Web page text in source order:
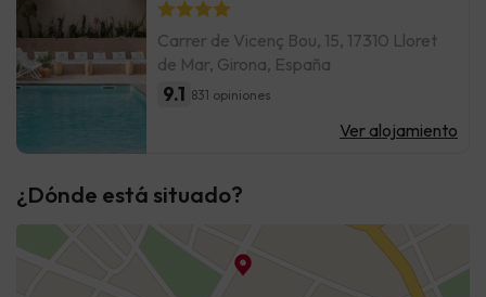
Carrer de Vicenç Bou, 15, 17310 Lloret
de Mar, Girona, España
9.1 831 opiniones
Ver alojamiento
¿Dónde está situado?